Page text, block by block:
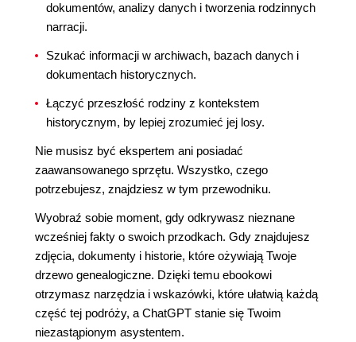
dokumentów, analizy danych i tworzenia rodzinnych
narracji.
Szukać informacji w archiwach, bazach danych i
dokumentach historycznych.
Łączyć przeszłość rodziny z kontekstem
historycznym, by lepiej zrozumieć jej losy.
Nie musisz być ekspertem ani posiadać
zaawansowanego sprzętu. Wszystko, czego
potrzebujesz, znajdziesz w tym przewodniku.
Wyobraź sobie moment, gdy odkrywasz nieznane
wcześniej fakty o swoich przodkach. Gdy znajdujesz
zdjęcia, dokumenty i historie, które ożywiają Twoje
drzewo genealogiczne. Dzięki temu ebookowi
otrzymasz narzędzia i wskazówki, które ułatwią każdą
część tej podróży, a ChatGPT stanie się Twoim
niezastąpionym asystentem.